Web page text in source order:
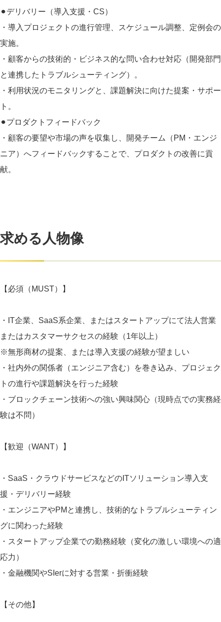
⚫︎デリバリー（導入支援・CS）
・導入プロジェクトの進行管理、スケジュール調整、定例会の
実施。
・顧客からの技術的・ビジネス的な問い合わせ対応（開発部門
と連携したトラブルシューティング）。
・利用状況のモニタリングと、課題解決に向けた提案・サポー
ト。
⚫︎プロダクトフィードバック
・顧客の要望や市場の声を収集し、開発チーム（PM・エンジ
ニア）へフィードバックすることで、プロダクトの改善に貢
献。
求める人物像
【必須（MUST）】
・IT企業、SaaS系企業、またはスタートアップにて法人営業
またはカスタマーサクセスの経験（1年以上）
※無形商材の提案、または導入支援の経験が望ましい
・社内外の関係者（エンジニア含む）を巻き込み、プロジェク
トの進行や課題解決を行った経験
・ブロックチェーン技術への強い興味関心（現時点での実務経
験は不問）
【歓迎（WANT）】
・SaaS・クラウドサービスなどのITソリューション導入支
援・デリバリー経験
・エンジニアやPMと連携し、技術的なトラブルシューティン
グに関わった経験
・スタートアップ企業での勤務経験（変化の激しい環境への適
応力）
・金融機関やSIerに対する営業・折衝経験
【その他】